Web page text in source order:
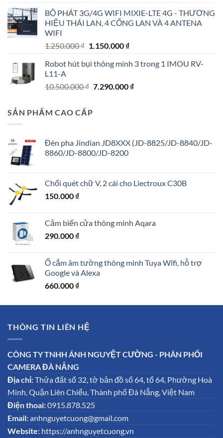
là:
8.900.000 ₫.
tại
là:
BỘ PHÁT 3G/4G WIFI MIXIE-LTE 4G - THƯƠNG
HIỆU THÁI LAN, 4 CỔNG LAN VÀ 4 ANTENA
WIFI
1.250.000₫ Giá
là:
1.150.000 ₫Giá
tại
1.150.000 ₫.
Robot hút bụi thông minh 3 trong 1 IMOU RV-
L11-A
10.500.000₫ Giá
7.290.000 ₫Giá
SẢN PHẨM CAO CẤP
Đèn pha Jindian JD8XXX (JD-8825/JD-8840/JD-
8860/JD-8800/JD-8200
Chổi quét chữ V, 2 cái cho Liectroux C30B
150.000 ₫
Cảm biến cửa thông minh Aqara
290.000 ₫
Ổ cắm âm tường thông minh Tuya Wifi, hỗ trợ
Google và Alexa
660.000 ₫
THÔNG TIN LIÊN HỆ
CÔNG TY TNHH ÁNH NGUYỆT CƯỜNG - PHÂN PHỐI
CAMERA ĐÀ NẴNG
Địa chỉ:Thửa đất số 32, tờ bản đồ số 64, tổ 64, Phường Hoà
Minh, Quận Liên Chiểu, Thành phố Đà Nẵng, Việt Nam
Điện thoai:0915.878.525
Email:anhnguyetcuong@gmail.com
Website: https://anhnguyetcuong.vn